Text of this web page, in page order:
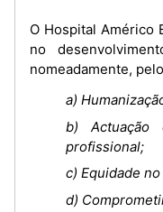
O Hospital Américo
no
nomeadamente,
a)
b) Actuação
profissional;
c) Equidade
d)